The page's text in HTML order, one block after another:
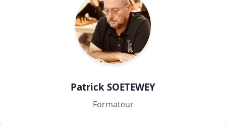
Patrick SOETEWEY
Formateur